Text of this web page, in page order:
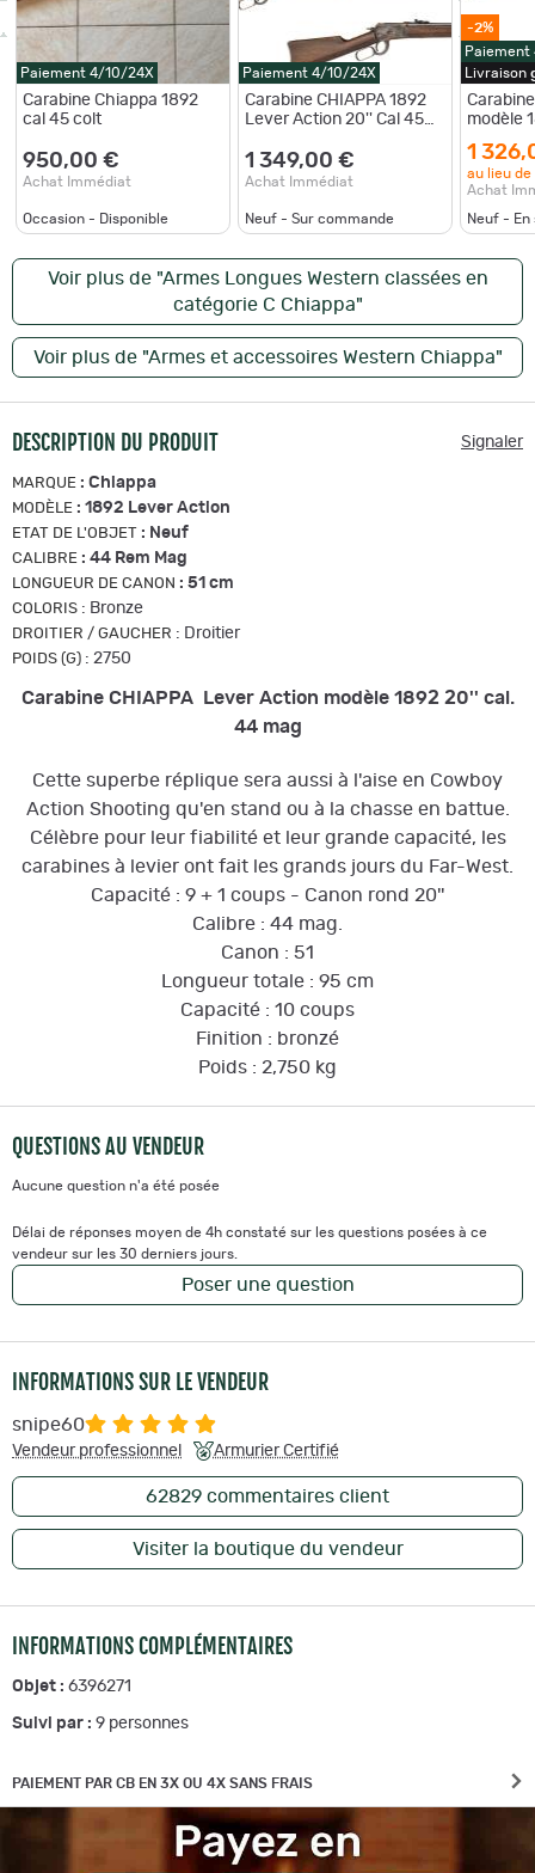
Paiement 4/10/24X
Carabine Chiappa 1892
cal 45 colt
950,00 €
Achat Immédiat
Occasion - Disponible
Paiement 4/10/24X
Carabine CHIAPPA 1892
Lever Action 20'' Cal 45
1 349,00 €
Achat Immédiat
Neuf - Sur commande
-2%
Livraison
modèle
1
au lieu de
Achat
Neuf - En
Voir plus de "Armes Longues Western classées en
catégorie C Chiappa"
Voir plus de "Armes et accessoires Western Chiappa"
DESCRIPTION DU PRODUIT Signaler
MARQUE : Chiappa
MODÈLE : 1892 Lever Action
ETAT DE L'OBJET : Neuf
CALIBRE : 44 Rem Mag
LONGUEUR DE CANON : 51 cm
COLORIS : Bronze
DROITIER / GAUCHER : Droitier
POIDS (G) : 2750
Carabine CHIAPPA Lever Action modèle 1892 20'' cal.
44 mag
Cette superbe réplique sera aussi à l'aise en Cowboy
Action Shooting qu'en stand ou à la chasse en battue.
Célèbre pour leur fiabilité et leur grande capacité, les
carabines à levier ont fait les grands jours du Far-West.
Capacité : 9 + 1 coups - Canon rond 20''
Calibre : 44 mag.
Canon : 51
Longueur totale : 95 cm
Capacité : 10 coups
Finition : bronzé
Poids : 2,750 kg
QUESTIONS AU VENDEUR
Aucune question n'a été posée
Délai de réponses moyen de 4h constaté sur les questions posées à ce
vendeur sur les 30 derniers jours.
Poser une question
INFORMATIONS SUR LE VENDEUR
snipe60
Vendeur professionnel Armurier Certifié
62829 commentaires client
Visiter la boutique du vendeur
INFORMATIONS COMPLÉMENTAIRES
Objet : 6396271
Suivi par : 9 personnes
PAIEMENT PAR CB EN 3X OU 4X SANS FRAIS